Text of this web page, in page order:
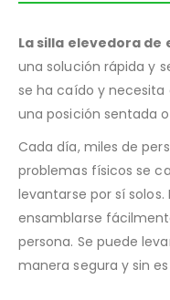
La silla elevedora de
una solución rápida y
se ha caído y
una posición sentada
Cada día, miles de
problemas físicos se
levantarse por sí solos.
ensamblarse
persona. Se puede
manera segura y sin